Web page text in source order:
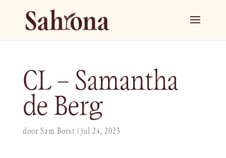
CL – Samantha
de Berg
door Sam Borst jul 24, 2023